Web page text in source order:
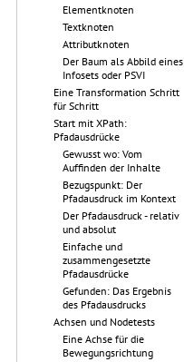
Elementknoten
Textknoten
Attributknoten
Der Baum als Abbild eines
Infosets oder PSVI
Eine Transformation Schritt
für Schritt
Start mit XPath:
Pfadausdrücke
Gewusst wo: Vom
Auffinden der Inhalte
Bezugspunkt: Der
Pfadausdruck im Kontext
Der Pfadausdruck - relativ
und absolut
Einfache und
zusammengesetzte
Pfadausdrücke
Gefunden: Das Ergebnis
des Pfadausdrucks
Achsen und Nodetests
Eine Achse für die
Bewegungsrichtung